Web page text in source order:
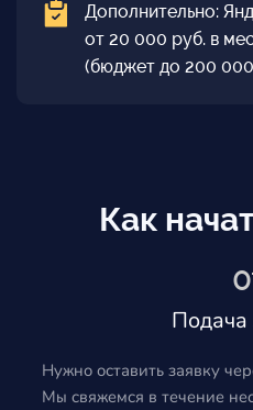
Дополнительно:
от 20 000 руб. в
(бюджет до 200
Как
Подача
Нужно оставить заявку
Мы свяжемся в течение